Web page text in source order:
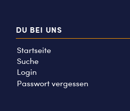
DU BEI UNS
Startseite
Suche
Login
Passwort vergessen